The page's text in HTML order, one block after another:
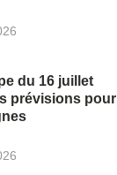
du 16 juillet
prévisions pour